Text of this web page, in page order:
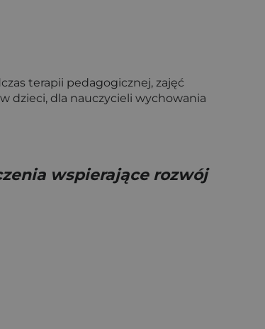
terapii pedagogicznej, zajęć
dzieci, dla nauczycieli wychowania
wspierające rozwój